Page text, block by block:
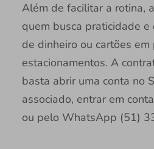
Além de facilitar a rotina,
quem busca praticidade e
de dinheiro ou cartões
estacionamentos. A
basta abrir uma conta no
associado, entrar em
ou pelo WhatsApp (51)